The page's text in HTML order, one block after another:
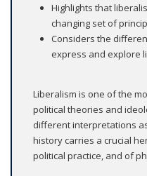
Highlights that
changing set of
Considers the
express and explore
Liberalism is one of the
political theories and
different interpretations
history carries a crucial
political practice, and of